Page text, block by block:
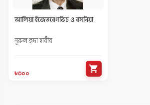
আলিয়া ইজেতবেগভিচ ও বসনিয়া
নূরুল হুদা হাবীব
৳৩০০ shopping_cart